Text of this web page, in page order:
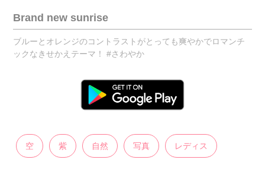
Brand new sunrise
ブルーとオレンジのコントラストがとっても爽やかでロマンチ
ックなきせかえテーマ！ #さわやか
空 紫 自然 写真 レディス